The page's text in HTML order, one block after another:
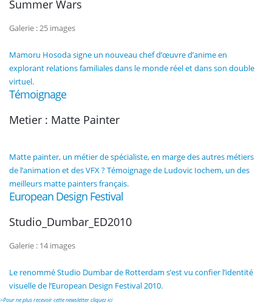
Summer Wars
Galerie : 25 images
Mamoru Hosoda signe un nouveau chef d’œuvre d’anime en
explorant relations familiales dans le monde réel et dans son double
virtuel.
Témoignage
Metier : Matte Painter
Matte painter, un métier de spécialiste, en marge des autres métiers
de l’animation et des VFX ? Témoignage de Ludovic Iochem, un des
meilleurs matte painters français.
European Design Festival
Studio_Dumbar_ED2010
Galerie : 14 images
Le renommé Studio Dumbar de Rotterdam s’est vu confier l’identité
visuelle de l’European Design Festival 2010.
>Pour ne plus recevoir cette newsletter cliquez ici